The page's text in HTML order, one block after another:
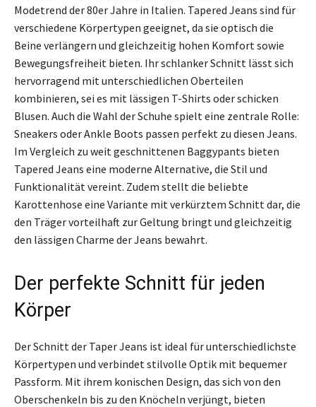
Modetrend der 80er Jahre in Italien. Tapered Jeans sind für
verschiedene Körpertypen geeignet, da sie optisch die
Beine verlängern und gleichzeitig hohen Komfort sowie
Bewegungsfreiheit bieten. Ihr schlanker Schnitt lässt sich
hervorragend mit unterschiedlichen Oberteilen
kombinieren, sei es mit lässigen T-Shirts oder schicken
Blusen. Auch die Wahl der Schuhe spielt eine zentrale Rolle:
Sneakers oder Ankle Boots passen perfekt zu diesen Jeans.
Im Vergleich zu weit geschnittenen Baggypants bieten
Tapered Jeans eine moderne Alternative, die Stil und
Funktionalität vereint. Zudem stellt die beliebte
Karottenhose eine Variante mit verkürztem Schnitt dar, die
den Träger vorteilhaft zur Geltung bringt und gleichzeitig
den lässigen Charme der Jeans bewahrt.
Der perfekte Schnitt für jeden
Körper
Der Schnitt der Taper Jeans ist ideal für unterschiedlichste
Körpertypen und verbindet stilvolle Optik mit bequemer
Passform. Mit ihrem konischen Design, das sich von den
Oberschenkeln bis zu den Knöcheln verjüngt, bieten